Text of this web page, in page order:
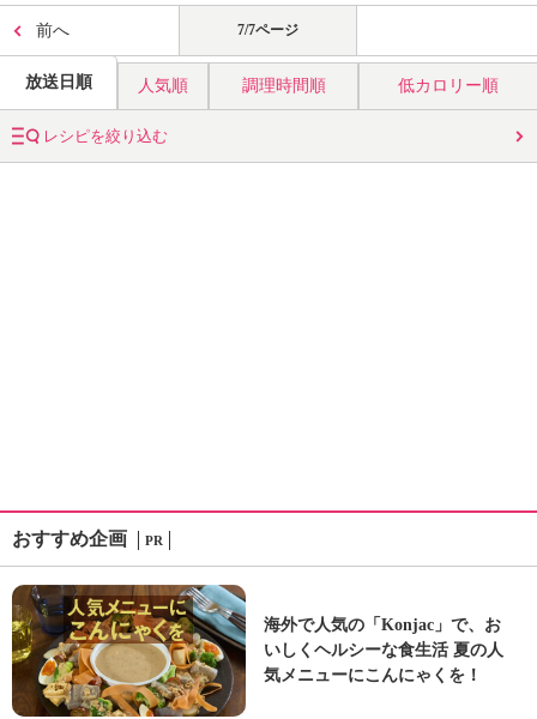
前へ 7/7ページ
放送日順 人気順 調理時間順 低カロリー順
レシピを絞り込む
おすすめ企画 PR
海外で人気の「Konjac」で、お
いしくヘルシーな食生活 夏の人
気メニューにこんにゃくを！